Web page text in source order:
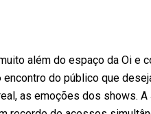
além do espaço da Oi e
encontro do público que
as emoções dos shows.